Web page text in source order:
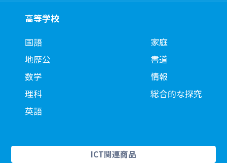
高等学校
国語
地歴公
数学
理科
英語
家庭
書道
情報
総合的な探究
ICT関連商品